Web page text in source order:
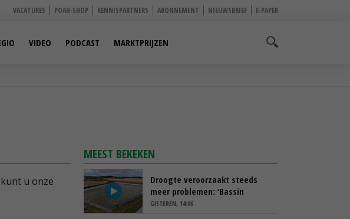
VACATURES POAH-SHOP KENNISPARTNERS ABONNEMENT NIEUWSBRIEF E-PAPER
VIDEO PODCAST MARKTPRIJZEN
u onze
MEEST BEKEKEN
Droogte veroorzaakt steeds
meer problemen: ‘Bassin
afgelopen week al leeg’
GISTEREN, 14:06